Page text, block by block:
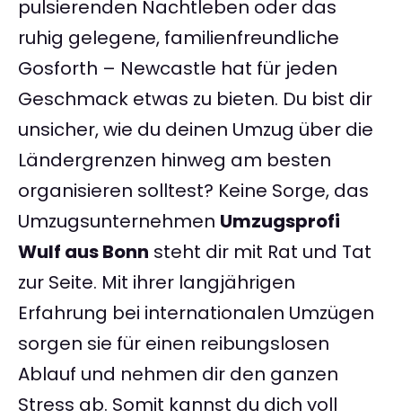
pulsierenden Nachtleben oder das
ruhig gelegene, familienfreundliche
Gosforth – Newcastle hat für jeden
Geschmack etwas zu bieten. Du bist dir
unsicher, wie du deinen Umzug über die
Ländergrenzen hinweg am besten
organisieren solltest? Keine Sorge, das
Umzugsunternehmen Umzugsprofi
Wulf aus Bonn steht dir mit Rat und Tat
zur Seite. Mit ihrer langjährigen
Erfahrung bei internationalen Umzügen
sorgen sie für einen reibungslosen
Ablauf und nehmen dir den ganzen
Stress ab. Somit kannst du dich voll